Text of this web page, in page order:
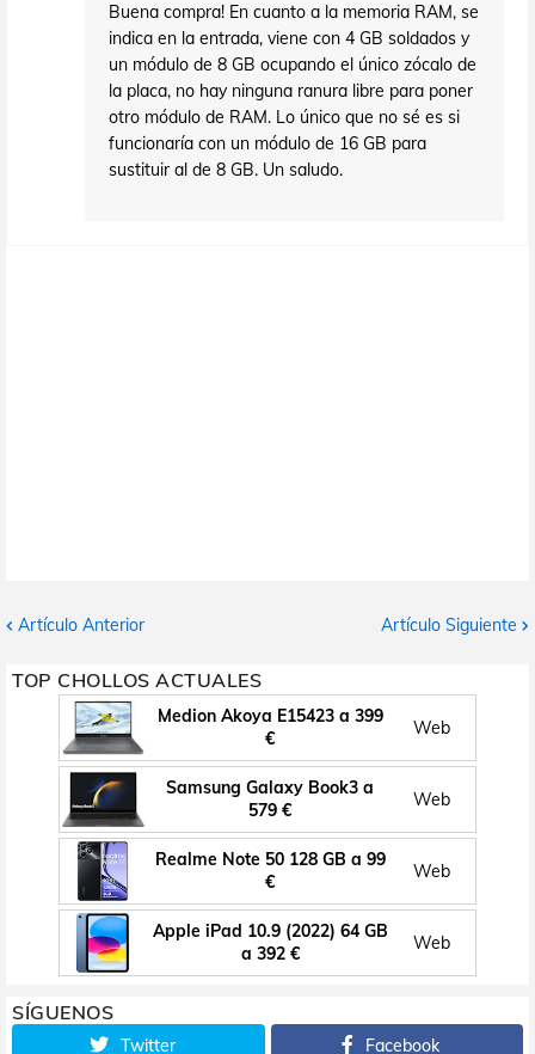
Buena compra! En cuanto a la memoria RAM, se
indica en la entrada, viene con 4 GB soldados y
un módulo de 8 GB ocupando el único zócalo de
la placa, no hay ninguna ranura libre para poner
otro módulo de RAM. Lo único que no sé es si
funcionaría con un módulo de 16 GB para
sustituir al de 8 GB. Un saludo.
Artículo Anterior Artículo Siguiente
TOP CHOLLOS ACTUALES
Medion Akoya E15423 a 399
€
Web
Samsung Galaxy Book3 a
579 €
Web
Realme Note 50 128 GB a 99
€
Web
Apple iPad 10.9 (2022) 64 GB
a 392 €
Web
SÍGUENOS
Twitter Facebook